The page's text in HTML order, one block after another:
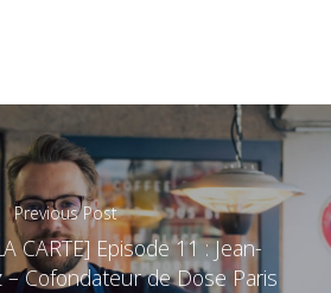
Previous Post
CARTE] Episode 11 : Jean-
Cofondateur de Dose Paris